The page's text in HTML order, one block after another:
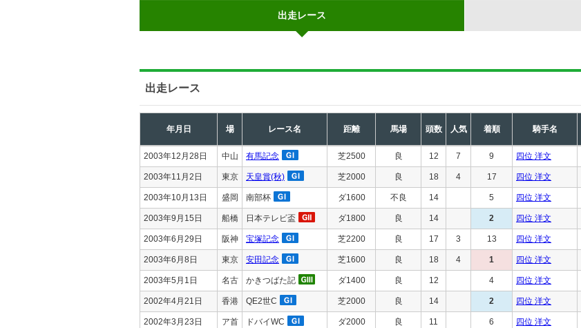
出走レース
出走レース
年月日 場 レース名 距離 馬場 頭数 人気 着順 騎手名
2003年12月28日 中山 有馬記念 芝2500 良 12 7 9 四位 洋文
2003年11月2日 東京 天皇賞(秋) 芝2000 良 18 4 17 四位 洋文
2003年10月13日 盛岡 南部杯 ダ1600 不良 14 5 四位 洋文
2003年9月15日 船橋 日本テレビ盃 ダ1800 良 14 2 四位 洋文
2003年6月29日 阪神 宝塚記念 芝2200 良 17 3 13 四位 洋文
2003年6月8日 東京 安田記念 芝1600 良 18 4 1 四位 洋文
2003年5月1日 名古 かきつばた記 ダ1400 良 12 4 四位 洋文
2002年4月21日 香港 QE2世C 芝2000 良 14 2 四位 洋文
2002年3月23日 ア首 ドバイWC ダ2000 良 11 6 四位 洋文